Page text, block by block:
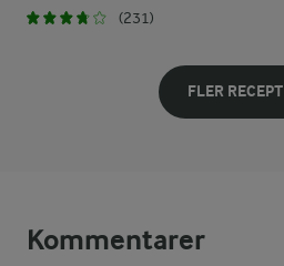
(231)
FLER RECEPT
Kommentarer